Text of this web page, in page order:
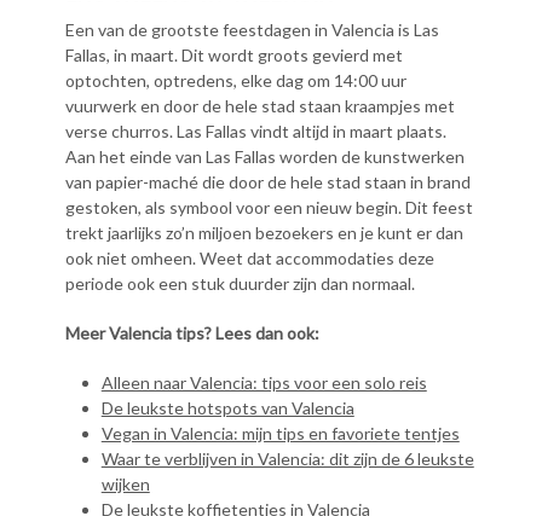
Een van de grootste feestdagen in Valencia is Las
Fallas, in maart. Dit wordt groots gevierd met
optochten, optredens, elke dag om 14:00 uur
vuurwerk en door de hele stad staan kraampjes met
verse churros. Las Fallas vindt altijd in maart plaats.
Aan het einde van Las Fallas worden de kunstwerken
van papier-maché die door de hele stad staan in brand
gestoken, als symbool voor een nieuw begin. Dit feest
trekt jaarlijks zo’n miljoen bezoekers en je kunt er dan
ook niet omheen. Weet dat accommodaties deze
periode ook een stuk duurder zijn dan normaal.
Meer Valencia tips? Lees dan ook:
Alleen naar Valencia: tips voor een solo reis
De leukste hotspots van Valencia
Vegan in Valencia: mijn tips en favoriete tentjes
Waar te verblijven in Valencia: dit zijn de 6 leukste
wijken
De leukste koffietentjes in Valencia